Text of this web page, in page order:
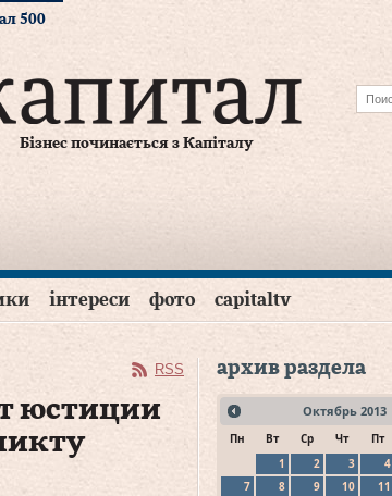
500
Бізнес починається з Капіталу
інтереси фото capitaltv
RSS
юстиции
архив раздела
Октябрь 2013
Пн Вт Ср Чт Пт
1
2 3 4
7
8 9 10 11